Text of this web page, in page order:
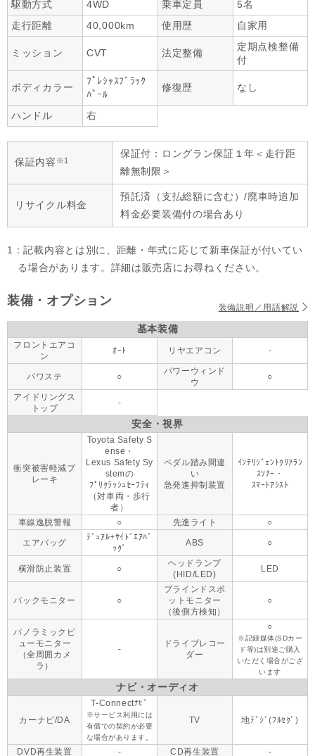
駆動方式
4WD 乗車定員
5名
走行距離
40,000km 使用歴 自家用
ミッション CVT 法定整備
定期点検整備
付
ボディカラー
ﾌﾟﾚｼｬｽﾌﾞﾗｯｸ
ﾊﾟｰﾙ
修復歴 なし
ハンドル 右
保証内容 ※1
保証付：ロングラン保証１年＜走行距
離無制限＞
リサイクル料金
預託済（支払総額に含む）/廃車時追加
料金必要装備付の場合あり
1：記載内容とは別に、距離・年式に応じて新車保証が付いてい
る場合があります。詳細は販売店にお尋ねください。
装備・オプション 装備説明／用語解説
基本装備
フロントエアコ
ン
ｵｰﾄ リヤエアコン -
パワステ ○
パワーウィンド
ウ
○
アイドリングス
トップ
-
安全・視界
衝突被害軽減ブ
レーキ
Toyota Safety S
ense・
Lexus Safety Sy
stemの
ﾌﾟﾘｸﾗｯｼｭｾｰﾌﾃｨ
（対車両・歩行
者）
ペダル踏み間違
い
急発進抑制装置
ｲﾝﾃﾘｼﾞｪﾝﾄｸﾘｱﾗﾝ
ｽｿﾅｰ・
ｽﾏｰﾄｱｼｽﾄ
車線逸脱警報 ○ 先進ライト ○
エアバッグ
ﾃﾞｭｱﾙ+ｻｲﾄﾞｴｱﾊﾞ
ｯｸﾞ
ABS ○
横滑防止装置 ○
ヘッドランプ
(HID/LED)
LED
バックモニター ○
ブラインドスポ
ットモニター
（後側方検知）
○
パノラミックビ
ューモニター
（全周囲カメ
ラ）
-
ドライブレコー
ダー
○
※記録媒体(SDカー
ド等)は別途ご購入
いただく場合がござ
います
ナビ・オーディオ
カーナビ/DA
T-Connectﾅﾋﾞ
※サービス利用には
有償での契約が必要
な場合があります。
TV 地ﾃﾞｼﾞ(ﾌﾙｾｸﾞ)
DVD再生装置 - CD再生装置 -